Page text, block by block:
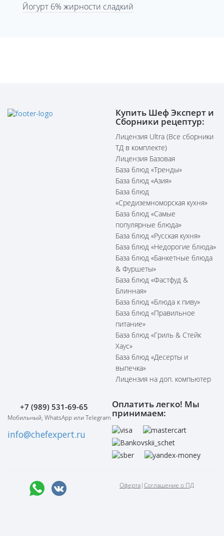
Йогурт 6% жирности сладкий
Купить Шеф Эксперт и
Сборники рецептур:
Лицензия Ultra (Все сборники
ТД в комплекте)
Лицензия Базовая
База блюд «Тренды»
База блюд «Азия»
База блюд
«Средиземноморская кухня»
База блюд «Самые
популярные блюда»
База блюд «Русская кухня»
База блюд «Недорогие блюда»
База блюд «Банкетные блюда
& Фуршеты»
База блюд «Фастфуд &
Блинная»
База блюд «Блюда к пиву»
База блюд «Правильное
питание»
База блюд «Гриль & Стейк
Хаус»
База блюд «Десерты и
выпечка»
Лицензия на доп. компьютер
+7 (989) 531-69-65
Мобильный, WhatsApp или Telegram
info@chefexpert.ru
Оплатить легко! Мы
принимаем:
Оферта|Соглашение о ПД